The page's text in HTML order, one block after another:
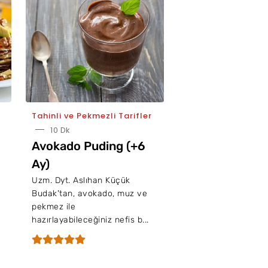
Tahinli ve Pekmezli Tarifler
10 Dk
Avokado Puding (+6
Ay)
Uzm. Dyt. Aslıhan Küçük
Budak'tan, avokado, muz ve
pekmez ile
hazırlayabileceğiniz nefis b...